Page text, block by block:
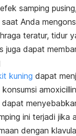
samping
Anda
teratur, tidur
juga dapat
kuning dapat
ini terjadi jika
dengan